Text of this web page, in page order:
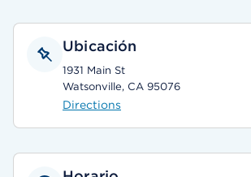
Ubicación
1931 Main St
Watsonville, CA 95076
Directions